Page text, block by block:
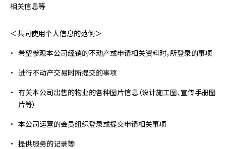
相关信息等
＜共同使用个人信息的范例＞
希望参观本公司经销的不动产或申请相关资料时，所登录的事项
进行不动产交易时所提交的事项
有关本公司出售的物业的各种图片信息（设计施工图、宣传手册图
片等）
本公司运营的会员组织登录或提交申请相关事项
提供服务的记录等